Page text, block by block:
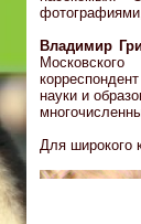
Владимир
науки и
Для широкого